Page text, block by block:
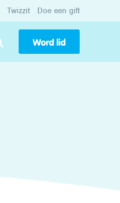
Twizzit Doe een gift
Word lid